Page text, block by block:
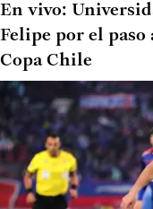
En vivo:
Felipe por el paso
Copa Chile